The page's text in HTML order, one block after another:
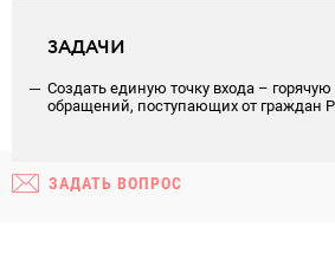
ЗАДАЧИ
Создать единую точку входа –
обращений, поступающих от граждан
ЗАДАТЬ ВОПРОС